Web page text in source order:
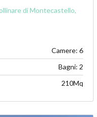
di Montecastello,
Camere: 6
Bagni: 2
210Mq